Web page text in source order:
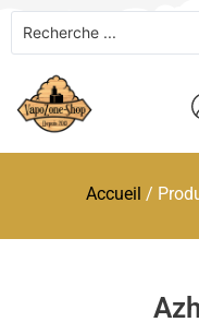
Accueil /